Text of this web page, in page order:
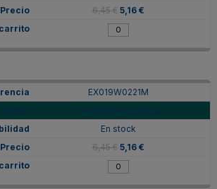
6,45 € 5,16 €
EX019W0221M
En stock
6,45 € 5,16 €